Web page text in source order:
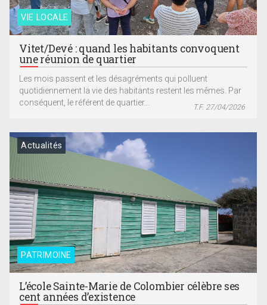
VIE LOCALE
Vitet/Devé : quand les habitants convoquent
une réunion de quartier
Les mois passent et les désagréments qui polluent
quotidiennement la vie des habitants restent les mêmes. Par
conséquent, le référent de quartier...
T.F. 27/04/2026
PATRIMOINE
Actualités
L’école Sainte-Marie de Colombier célèbre ses
cent années d’existence